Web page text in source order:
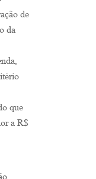
de
da
que
a R$